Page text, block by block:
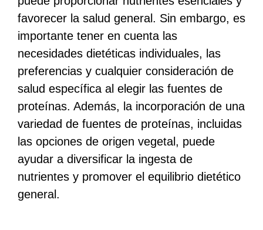
favorecer la salud general. Sin embargo, es
importante tener en cuenta las
necesidades dietéticas individuales, las
preferencias y cualquier consideración de
salud específica al elegir las fuentes de
proteínas. Además, la incorporación de una
variedad de fuentes de proteínas, incluidas
las opciones de origen vegetal, puede
ayudar a diversificar la ingesta de
nutrientes y promover el equilibrio dietético
general.